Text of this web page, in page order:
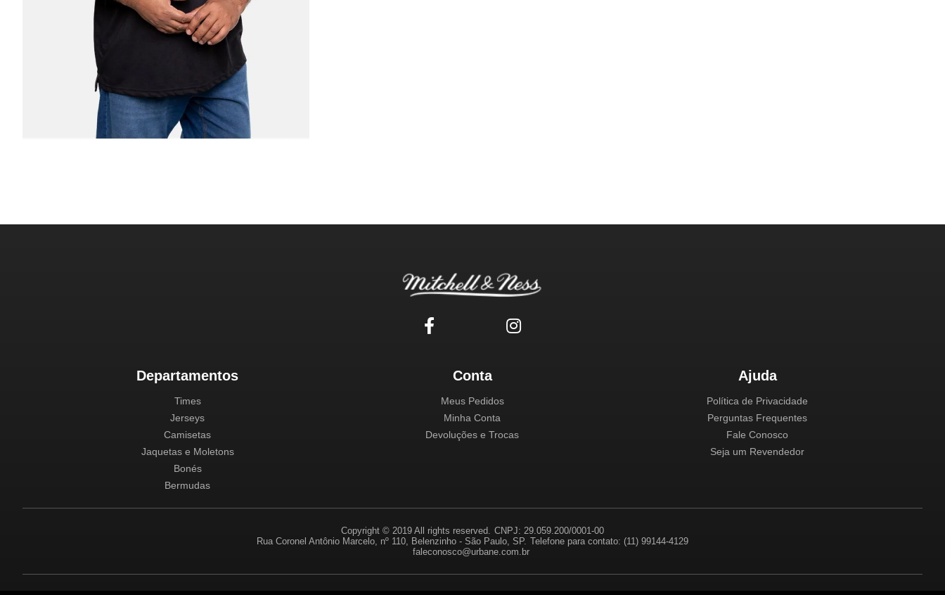
Departamentos
Times
Jerseys
Camisetas
Jaquetas e Moletons
Bonés
Bermudas
Conta
Meus Pedidos
Minha Conta
Devoluções e Trocas
Ajuda
Política de Privacidade
Perguntas Frequentes
Fale Conosco
Seja um Revendedor
Copyright © 2019 All rights reserved. CNPJ: 29.059.200/0001-00
Rua Coronel Antônio Marcelo, nº 110, Belenzinho - São Paulo, SP. Telefone para contato: (11) 99144-4129
faleconosco@urbane.com.br